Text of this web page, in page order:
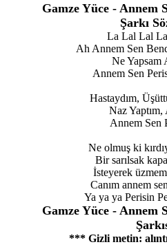
Gamze Yüce - Annem
Şarkı
La Lal Lal
Ah Annem Sen
Ne Yapsam
Annem Sen
Hastaydım,
Naz Yaptım,
Annem Sen
Ne olmuş ki
Bir sarılsak
İsteyerek
Canım annem
Ya ya ya Perisin
Gamze Yüce - Annem
*** Gizli metin: